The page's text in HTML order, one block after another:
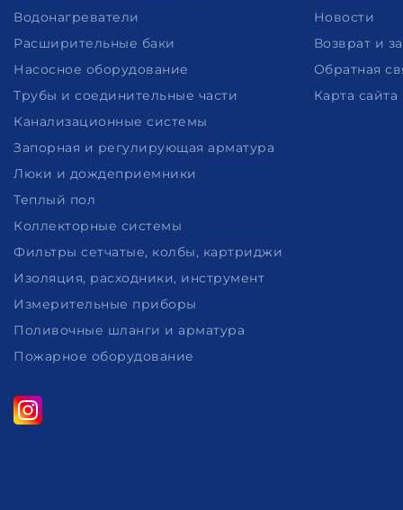
Водонагреватели
Расширительные баки
Насосное оборудование
Трубы и соединительные части
Канализационные системы
Запорная и регулирующая арматура
Люки и дождеприемники
Теплый пол
Коллекторные системы
Фильтры сетчатые, колбы, картриджи
Изоляция, расходники, инструмент
Измерительные приборы
Поливочные шланги и арматура
Пожарное оборудование
Новости
Возврат и
Обратная
Карта сайта